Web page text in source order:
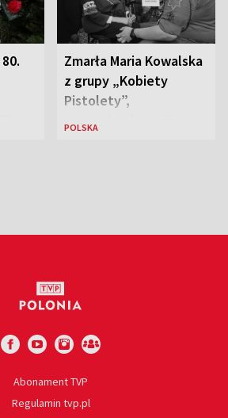
Zmarła Maria Kowalska
z grupy „Kobiety
Pistolety”,
sanitariuszka pułku
POLSKA
Abonament TVP
Regulamin tvp.pl